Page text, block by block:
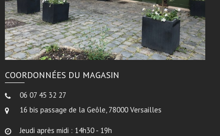
COORDONNÉES DU MAGASIN
06 07 45 32 27
16 bis passage de la Geôle, 78000 Versailles
Jeudi après midi : 14h30 - 19h